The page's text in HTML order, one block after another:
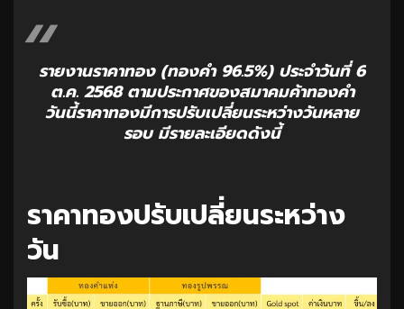
รายงานราคาทอง (ทองคำ 96.5%) ประจำวันที่ 6
ต.ค. 2568 ตามประกาศของสมาคมค้าทองคำ
วันนี้ราคาทองมีการปรับเปลี่ยนระหว่างวันหลาย
รอบ มีรายละเอียดดังนี้
ราคาทองปรับเปลี่ยนระหว่าง
วัน